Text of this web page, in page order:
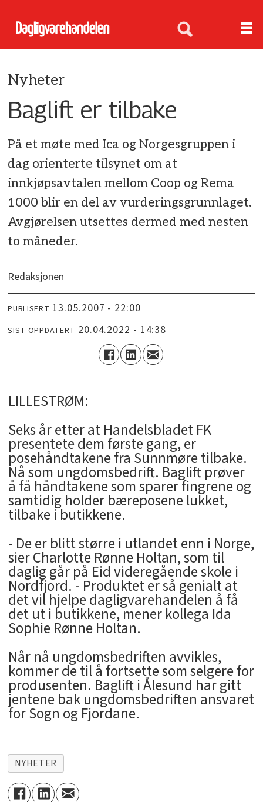
Nyheter
Baglift er tilbake
På et møte med Ica og Norgesgruppen i
dag orienterte tilsynet om at
innkjøpsavtalen mellom Coop og Rema
1000 blir en del av vurderingsgrunnlaget.
Avgjørelsen utsettes dermed med nesten
to måneder.
Redaksjonen
PUBLISERT 13.05.2007 - 22:00
SIST OPPDATERT 20.04.2022 - 14:38
LILLESTRØM:
Seks år etter at Handelsbladet FK
presentete dem første gang, er
posehåndtakene fra Sunnmøre tilbake.
Nå som ungdomsbedrift. Baglift prøver
å få håndtakene som sparer fingrene og
samtidig holder bæreposene lukket,
tilbake i butikkene.
- De er blitt større i utlandet enn i Norge,
sier Charlotte Rønne Holtan, som til
daglig går på Eid videregående skole i
Nordfjord. - Produktet er så genialt at
det vil hjelpe dagligvarehandelen å få
det ut i butikkene, mener kollega Ida
Sophie Rønne Holtan.
Når nå ungdomsbedriften avvikles,
kommer de til å fortsette som selgere for
produsenten. Baglift i Ålesund har gitt
jentene bak ungdomsbedriften ansvaret
for Sogn og Fjordane.
NYHETER